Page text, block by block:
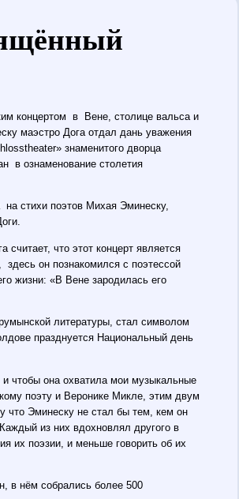
концертом в Вене, столице вальса и
маэстро Дога отдал дань уважения
знаменитого дворца
в ознаменование столетия
стихи поэтов Михая Эминеску,
что этот концерт является
он познакомился с поэтессой
жизни: «В Вене зародилась его
литературы, стал символом
празднуется Национальный день
чтобы она охватила мои музыкальные
поэту и Веронике Микле, этим двум
что Эминеску не стал бы тем, кем он
из них вдохновлял другого в
их поэзии, и меньше говорить об их
в нём собрались более 500